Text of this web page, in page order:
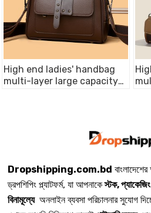
High end ladies' handbag
multi-layer large capacity
Dropshipping.com.bd
ড্রপশিপিং প্ল্যাটফর্ম, যা আপনাকেস্টক, প্যাকেজিং
বিনামূল্যেঅনলাইন ব্যবসা পরিচালনার সুযোগ